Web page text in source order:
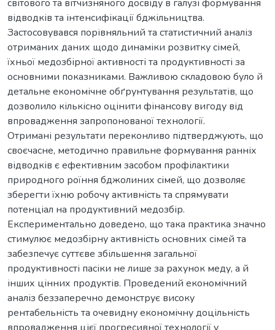
світового та вітчизняного досвіду в галузі формування
відводків та інтенсифікації бджільництва.
Застосовувався порівняльний та статистичний аналіз
отриманих даних щодо динаміки розвитку сімей,
їхньої медозбірної активності та продуктивності за
основними показниками. Важливою складовою було й
детальне економічне обґрунтування результатів, що
дозволило кількісно оцінити фінансову вигоду від
впровадження запропонованої технології.
Отримані результати переконливо підтверджують, що
своєчасне, методично правильне формування ранніх
відводків є ефективним засобом профілактики
природного роїння бджолиних сімей, що дозволяє
зберегти їхню робочу активність та спрямувати
потенціал на продуктивний медозбір.
Експериментально доведено, що така практика значно
стимулює медозбірну активність основних сімей та
забезпечує суттєве збільшення загальної
продуктивності пасіки не лише за рахунок меду, а й
інших цінних продуктів. Проведений економічний
аналіз беззаперечно демонструє високу
рентабельність та очевидну економічну доцільність